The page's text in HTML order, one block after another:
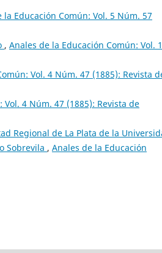
la Educación Común: Vol. 5 Núm. 57
, Anales de la Educación Común: Vol. 1
Vol. 4 Núm. 47 (1885): Revista
4 Núm. 47 (1885): Revista de
Regional de La Plata de la
Sobrevila , Anales de la Educación